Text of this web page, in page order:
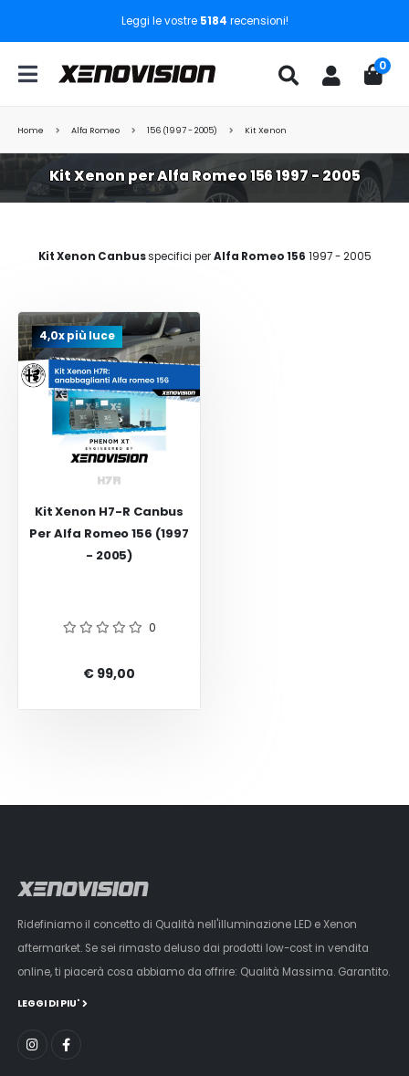
Leggi le vostre 5184 recensioni!
0
Home Alfa Romeo 156 (1997 - 2005) Kit Xenon
Kit Xenon per Alfa Romeo 156 1997 - 2005
Kit Xenon Canbusspecifici perAlfa Romeo 156 1997 - 2005
4,0x più luce
Kit Xenon H7-R Canbus
Per Alfa Romeo 156 (1997
- 2005)
0
€ 99,00
Ridefiniamo il concetto di Qualità nell'illuminazione LED e Xenon
aftermarket. Se sei rimasto deluso dai prodotti low-cost in vendita
online, ti piacerà cosa abbiamo da offrire: Qualità Massima. Garantito.
LEGGI DI PIU'